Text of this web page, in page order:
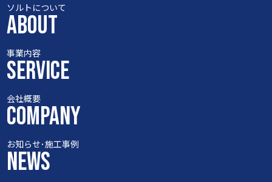
ソルトについて
ABOUT
事業内容
SERVICE
会社概要
COMPANY
お知らせ･施工事例
NEWS